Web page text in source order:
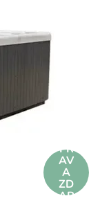
PR
AV
A
ZD
AR